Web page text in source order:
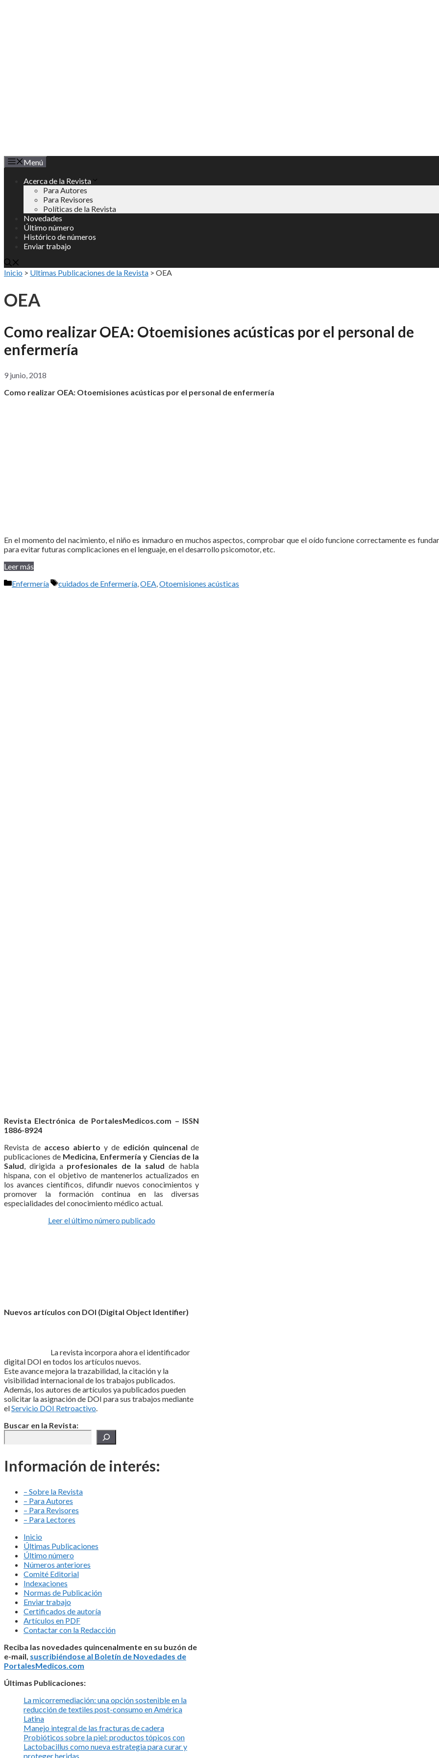
Menú
Acerca de la Revista
Para Autores
Para Revisores
Políticas de la Revista
Novedades
Último número
Histórico de números
Enviar trabajo
Inicio > Ultimas Publicaciones de la Revista > OEA
OEA
Como realizar OEA: Otoemisiones acústicas por el personal de
enfermería
9 junio, 2018
Como realizar OEA: Otoemisiones acústicas por el personal de enfermería
En el momento del nacimiento, el niño es inmaduro en muchos aspectos, comprobar que el oído funcione correctamente es
para evitar futuras complicaciones en el lenguaje, en el desarrollo psicomotor, etc.
Leer más
Categorías
Enfermería Etiquetas
cuidados de Enfermería,OEA,Otoemisiones acústicas
Revista Electrónica de PortalesMedicos.com – ISSN
1886-8924
Revista de acceso abierto y de edición quincenal de
publicaciones de Medicina, Enfermería y Ciencias de la
Salud, dirigida a profesionales de la salud de habla
hispana, con el objetivo de mantenerlos actualizados en
los avances científicos, difundir nuevos conocimientos y
promover la formación continua en las diversas
especialidades del conocimiento médico actual.
Leer el último número publicado
Nuevos artículos con DOI (Digital Object Identifier)
La revista incorpora ahora el identificador
digital DOI en todos los artículos nuevos.
Este avance mejora la trazabilidad, la citación y la
visibilidad internacional de los trabajos publicados.
Además, los autores de artículos ya publicados pueden
solicitar la asignación de DOI para sus trabajos mediante
elServicio DOI Retroactivo.
Buscar en la Revista:
Información de interés:
– Sobre la Revista
– Para Autores
– Para Revisores
– Para Lectores
Inicio
Últimas Publicaciones
Último número
Números anteriores
Comité Editorial
Indexaciones
Normas de Publicación
Enviar trabajo
Certificados de autoría
Artículos en PDF
Contactar con la Redacción
Reciba las novedades quincenalmente en su buzón de
e-mail, suscribiéndose al Boletín de Novedades de
PortalesMedicos.com
Últimas Publicaciones:
La micorremediación: una opción sostenible en la
reducción de textiles post-consumo en América
Latina
Manejo integral de las fracturas de cadera
Probióticos sobre la piel: productos tópicos con
Lactobacillus como nueva estrategia para curar y
proteger heridas